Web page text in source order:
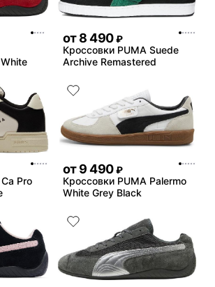
от8 490 ₽
Кроссовки PUMA Suede
Archive Remastered
Pro
от9 490 ₽
Кроссовки PUMA Palermo
White Grey Black